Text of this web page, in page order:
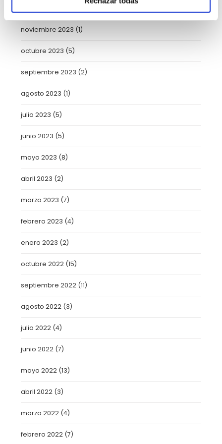
noviembre 2023 (1)
octubre 2023 (5)
septiembre 2023 (2)
agosto 2023 (1)
julio 2023 (5)
junio 2023 (5)
mayo 2023 (8)
abril 2023 (2)
marzo 2023 (7)
febrero 2023 (4)
enero 2023 (2)
octubre 2022 (15)
septiembre 2022 (11)
agosto 2022 (3)
julio 2022 (4)
junio 2022 (7)
mayo 2022 (13)
abril 2022 (3)
marzo 2022 (4)
febrero 2022 (7)